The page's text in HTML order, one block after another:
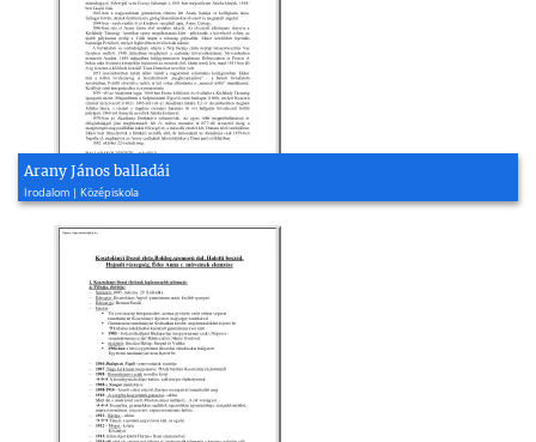
Arany János balladái
Irodalom | Középiskola